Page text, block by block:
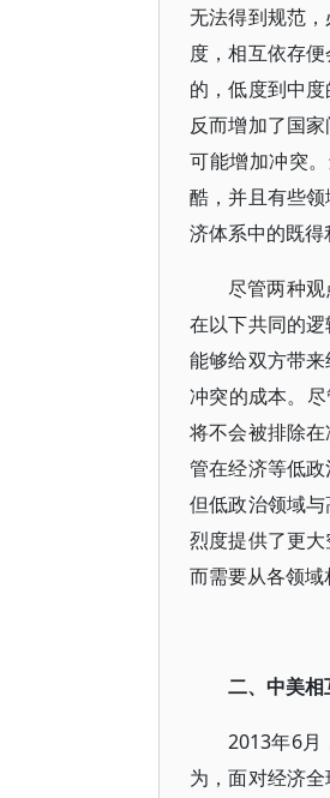
无法得到规范
度，相互依存
的，低度到中
反而增加了国
可能增加冲突
酷，并且有些
济体系中的既得
尽管两种
在以下共同的
能够给双方带
冲突的成本。
将不会被排除
管在经济等低
但低政治领域
烈度提供了更
而需要从各领域
二、中美
2013年6月
为，面对经济